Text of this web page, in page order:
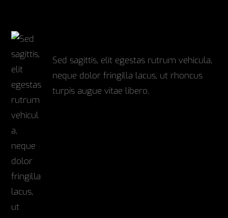
Sed sagittis, elit egestas rutrum vehicula,
neque dolor fringilla lacus, ut rhoncus
turpis augue vitae libero.